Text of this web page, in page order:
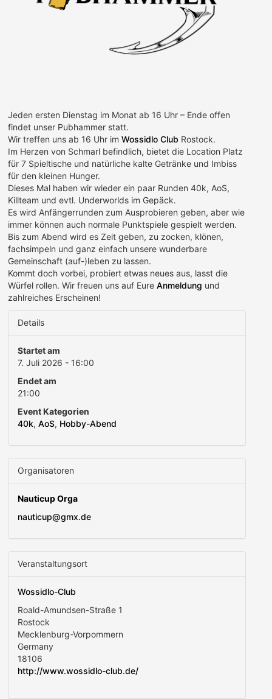
Jeden ersten Dienstag im Monat ab 16 Uhr – Ende offen
findet unser Pubhammer statt.
Wir treffen uns ab 16 Uhr imWossidlo Club Rostock.
Im Herzen von Schmarl befindlich, bietet die Location Platz
für 7 Spieltische und natürliche kalte Getränke und Imbiss
für den kleinen Hunger.
Dieses Mal haben wir wieder ein paar Runden 40k, AoS,
Killteam und evtl. Underworlds im Gepäck.
Es wird Anfängerrunden zum Ausprobieren geben, aber wie
immer können auch normale Punktspiele gespielt werden.
Bis zum Abend wird es Zeit geben, zu zocken, klönen,
fachsimpeln und ganz einfach unsere wunderbare
Gemeinschaft (auf-)leben zu lassen.
Kommt doch vorbei, probiert etwas neues aus, lasst die
Würfel rollen. Wir freuen uns auf EureAnmeldung und
zahlreiches Erscheinen!
Details
Startet am
7. Juli 2026 - 16:00
Endet am
21:00
Event Kategorien
40k,AoS, Hobby-Abend
Organisatoren
Nauticup Orga
nauticup@gmx.de
Veranstaltungsort
Wossidlo-Club
Roald-Amundsen-Straße 1
Rostock
Mecklenburg-Vorpommern
Germany
18106
http://www.wossidlo-club.de/